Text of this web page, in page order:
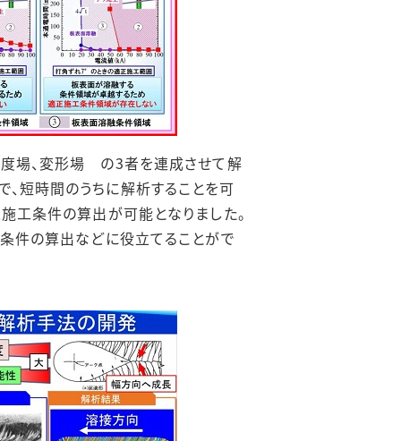
度場、変形場 の3者を連成させて解
短時間のうちに解析することを可
工条件の算出が可能となりました。
件の算出などに役立てることがで